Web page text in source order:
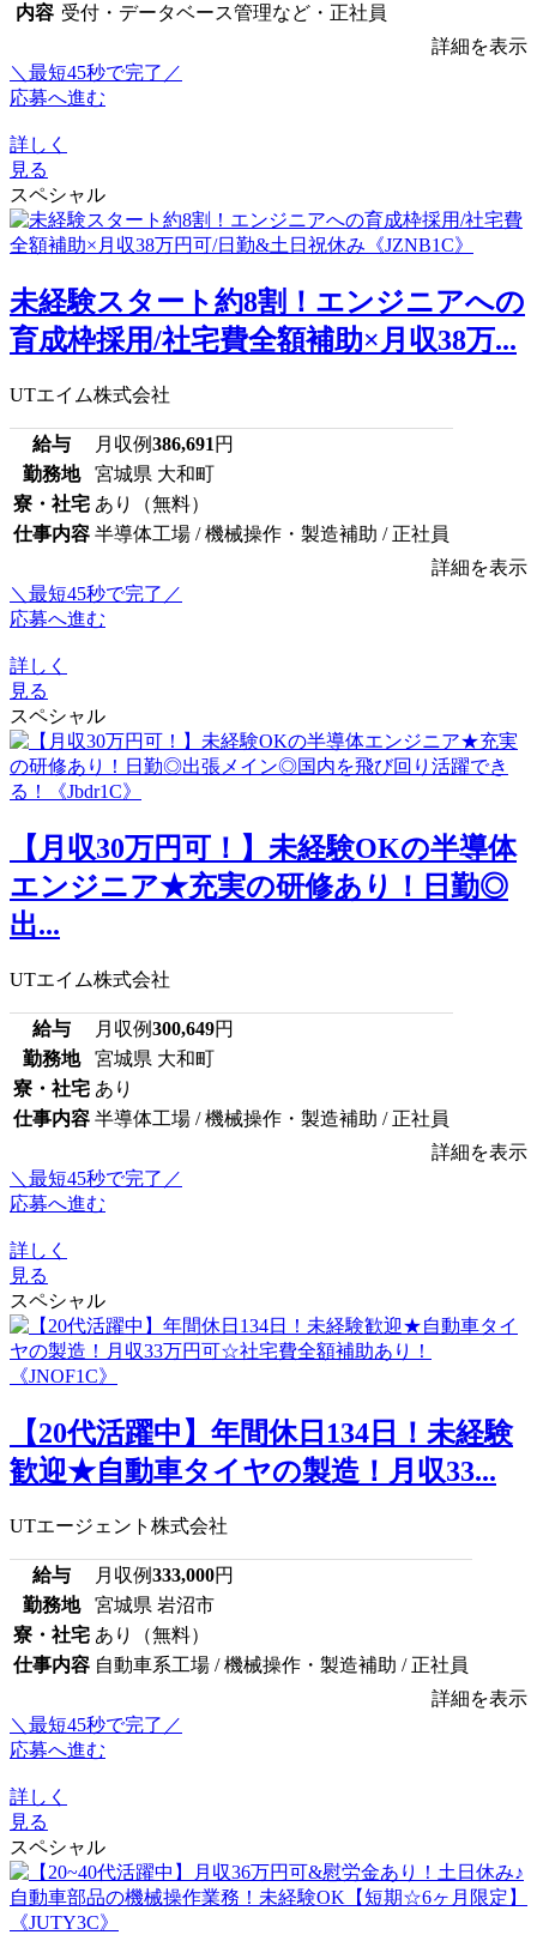
内容 受付・データベース管理など・正社員
詳細を表示
＼最短45秒で完了／
応募へ進む
詳しく
見る
スペシャル
未経験スタート約8割！エンジニアへの
育成枠採用/社宅費全額補助×月収38万...
UTエイム株式会社
給与 月収例386,691 円
勤務地
宮城県 大和町
寮・社宅 あり（無料）
仕事内容 半導体工場 / 機械操作・製造補助 / 正社員
詳細を表示
＼最短45秒で完了／
応募へ進む
詳しく
見る
スペシャル
【月収30万円可！】未経験OKの半導体
エンジニア★充実の研修あり！日勤◎
出...
UTエイム株式会社
給与 月収例300,649円
勤務地
宮城県 大和町
寮・社宅 あり
仕事内容 半導体工場 / 機械操作・製造補助 / 正社員
詳細を表示
＼最短45秒で完了／
応募へ進む
詳しく
見る
スペシャル
【20代活躍中】年間休日134日！未経験
歓迎★自動車タイヤの製造！月収33...
UTエージェント株式会社
給与 月収例333,000円
勤務地
宮城県 岩沼市
寮・社宅 あり（無料）
仕事内容 自動車系工場 / 機械操作・製造補助 / 正社員
詳細を表示
＼最短45秒で完了／
応募へ進む
詳しく
見る
スペシャル